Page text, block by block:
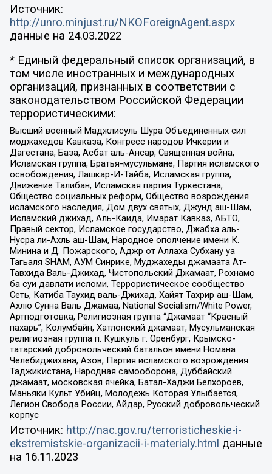
Источник:
http://unro.minjust.ru/NKOForeignAgent.aspx
данные на 24.03.2022
* Единый федеральный список организаций, в
том числе иностранных и международных
организаций, признанных в соответствии с
законодательством Российской Федерации
террористическими:
Высший военный Маджлисуль Шура Объединенных сил
моджахедов Кавказа, Конгресс народов Ичкерии и
Дагестана, База, Асбат аль-Ансар, Священная война,
Исламская группа, Братья-мусульмане, Партия исламского
освобождения, Лашкар-И-Тайба, Исламская группа,
Движение Талибан, Исламская партия Туркестана,
Общество социальных реформ, Общество возрождения
исламского наследия, Дом двух святых, Джунд аш-Шам,
Исламский джихад, Аль-Каида, Имарат Кавказ, АБТО,
Правый сектор, Исламское государство, Джабха аль-
Нусра ли-Ахль аш-Шам, Народное ополчение имени К.
Минина и Д. Пожарского, Аджр от Аллаха Субхану уа
Тагьаля SHAM, АУМ Синрике, Муджахеды джамаата Ат-
Тавхида Валь-Джихад, Чистопольский Джамаат, Рохнамо
ба суи давлати исломи, Террористическое сообщество
Сеть, Катиба Таухид валь-Джихад, Хайят Тахрир аш-Шам,
Ахлю Сунна Валь Джамаа, National Socialism/White Power,
Артподготовка, Религиозная группа “Джамаат “Красный
пахарь”, Колумбайн, Хатлонский джамаат, Мусульманская
религиозная группа п. Кушкуль г. Оренбург, Крымско-
татарский добровольческий батальон имени Номана
Челебиджихана, Азов, Партия исламского возрождения
Таджикистана, Народная самооборона, Дуббайский
джамаат, московская ячейка, Батал-Хаджи Белхороев,
Маньяки Культ Убийц, Молодёжь Которая Улыбается,
Легион Свобода России, Айдар, Русский добровольческий
корпус
Источник: http://nac.gov.ru/terroristicheskie-i-
ekstremistskie-organizacii-i-materialy.html данные
на 16.11.2023